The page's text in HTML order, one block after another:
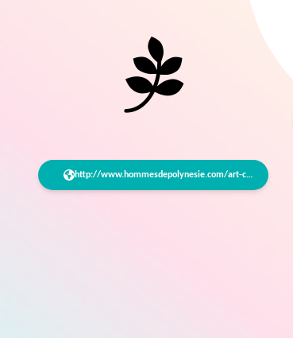
http://www.hommesdepolynesie.com/art-culture/matahi-des-ukuleles-hawaiens-made-…